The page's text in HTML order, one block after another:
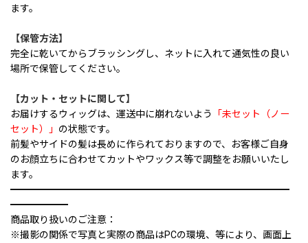
ます。
【保管方法】
完全に乾いてからブラッシングし、ネットに入れて通気性の良い
場所で保管してください。
【カット・セットに関して】
お届けするウィッグは、運送中に崩れないよう
「未セット（ノー
セット）」 の状態です。
前髪やサイドの髪は長めに作られておりますので、お客様ご自身
のお顔立ちに合わせてカットやワックス等で調整をお願いいたし
ます。
━━━━━━━━━━━━━━━━━━━━━━━━━━━━━
━━━━━━
商品取り扱いのご注意：
※撮影の関係で写真と実際の商品はPCの環境、等により、画面上